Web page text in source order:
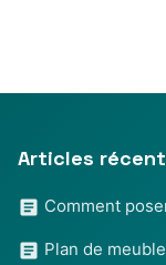
Articles
Comment
Plan de